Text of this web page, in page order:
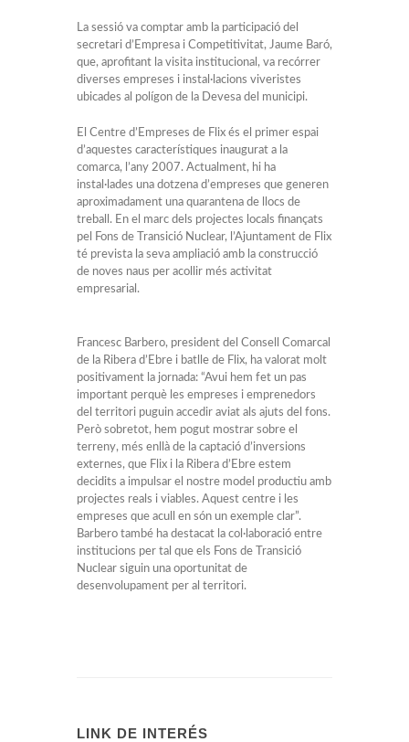
La sessió va comptar amb la participació del
secretari d’Empresa i Competitivitat, Jaume Baró,
que, aprofitant la visita institucional, va recórrer
diverses empreses i instal·lacions viveristes
ubicades al polígon de la Devesa del municipi.
El Centre d’Empreses de Flix és el primer espai
d’aquestes característiques inaugurat a la
comarca, l’any 2007. Actualment, hi ha
instal·lades una dotzena d’empreses que generen
aproximadament una quarantena de llocs de
treball. En el marc dels projectes locals finançats
pel Fons de Transició Nuclear, l’Ajuntament de Flix
té prevista la seva ampliació amb la construcció
de noves naus per acollir més activitat
empresarial.
Francesc Barbero, president del Consell Comarcal
de la Ribera d’Ebre i batlle de Flix, ha valorat molt
positivament la jornada: “Avui hem fet un pas
important perquè les empreses i emprenedors
del territori puguin accedir aviat als ajuts del fons.
Però sobretot, hem pogut mostrar sobre el
terreny, més enllà de la captació d’inversions
externes, que Flix i la Ribera d’Ebre estem
decidits a impulsar el nostre model productiu amb
projectes reals i viables. Aquest centre i les
empreses que acull en són un exemple clar”.
Barbero també ha destacat la col·laboració entre
institucions per tal que els Fons de Transició
Nuclear siguin una oportunitat de
desenvolupament per al territori.
LINK DE INTERÉS